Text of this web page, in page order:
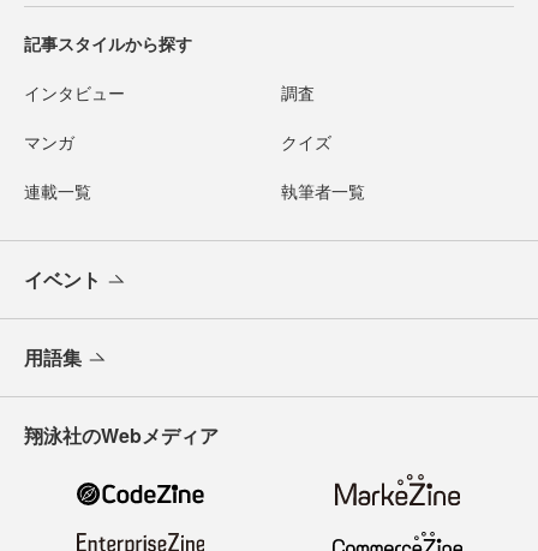
記事スタイルから探す
インタビュー 調査
マンガ クイズ
連載一覧 執筆者一覧
イベント
用語集
翔泳社のWebメディア